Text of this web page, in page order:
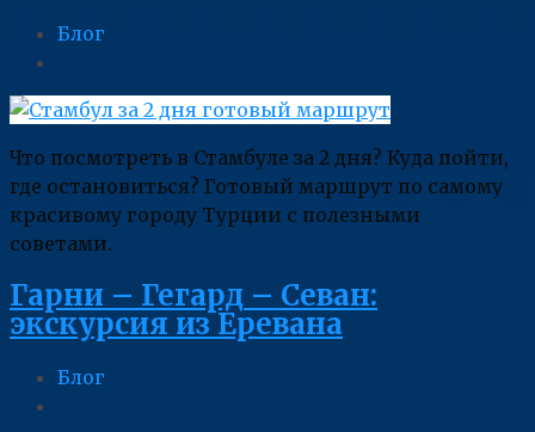
Блог
Что посмотреть в Стамбуле за 2 дня? Куда пойти,
где остановиться? Готовый маршрут по самому
красивому городу Турции с полезными
советами.
Гарни – Гегард – Севан:
экскурсия из Еревана
Блог